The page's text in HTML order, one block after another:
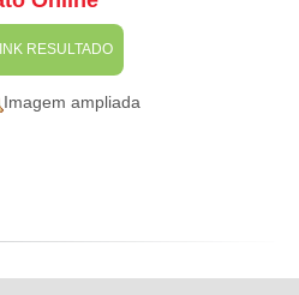
RESULTADO
Imagem ampliada